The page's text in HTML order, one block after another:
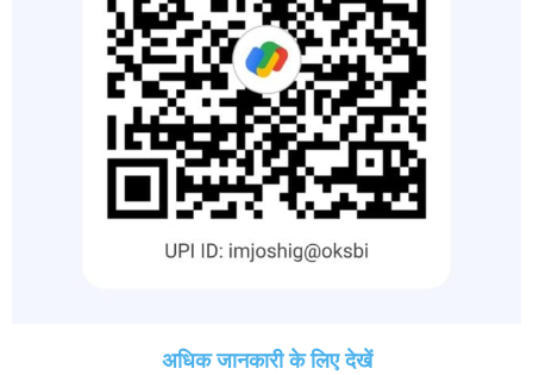
अधिक जानकारी के लिए देखें